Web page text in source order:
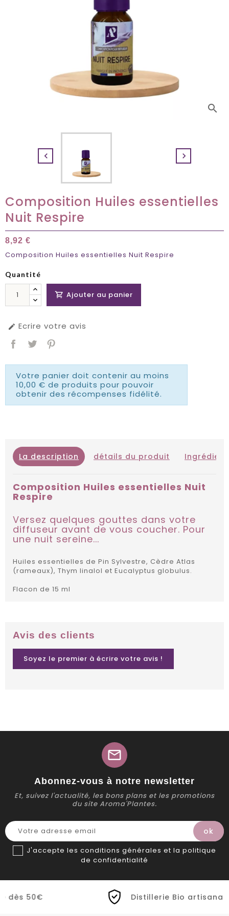
search
 
Composition Huiles essentielles
Nuit Respire
8,92 €
Composition Huiles essentielles Nuit Respire
Quantité
 Ajouter au panier
 Ecrire votre avis
Votre panier doit contenir au moins
10,00 € de produits pour pouvoir
obtenir des récompenses fidélité.
La description détails du produit
Composition Huiles essentielles Nuit
Respire
Versez quelques gouttes dans votre
diffuseur avant de vous coucher. Pour
une nuit sereine...
Huiles essentielles de Pin Sylvestre, Cèdre Atlas
(rameaux), Thym linalol et Eucalyptus globulus.
Flacon de 15 ml
Avis des clients
Soyez le premier à écrire votre avis !
mail
Abonnez-vous à notre newsletter
Et, suivez l'actualité, les bons plans et les promotions
du site Aroma'Plantes.
J'accepte les conditions générales et la politique
de confidentialité
Distillerie Bio artisanale de